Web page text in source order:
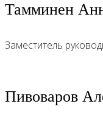
Тамминен
Заместитель
Пивоваров